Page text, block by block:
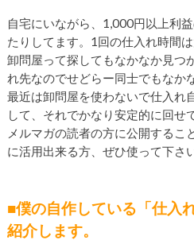
自宅にいながら、1,000円以上利
たりしてます。1回の仕入れ時間は
卸問屋って探してもなかなか見つ
れ先なのでせどらー同士でもなか
最近は卸問屋を使わないで仕入れ
して、それでかなり安定的に回せ
メルマガの読者の方に公開するこ
に活用出来る方、ぜひ使って下さ
■僕の自作している「仕入
紹介します。